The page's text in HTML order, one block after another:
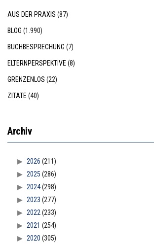
AUS DER PRAXIS (87)
BLOG (1.990)
BUCHBESPRECHUNG (7)
ELTERNPERSPEKTIVE(8)
GRENZENLOS (22)
ZITATE(40)
Archiv
2026 (211)
2025 (286)
2024(298)
2023 (277)
2022(233)
2021 (254)
2020 (305)